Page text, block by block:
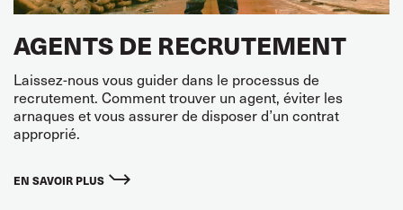
AGENTS DE RECRUTEMENT
Laissez-nous vous guider dans le processus de
recrutement. Comment trouver un agent, éviter les
arnaques et vous assurer de disposer d’un contrat
approprié.
EN SAVOIR PLUS